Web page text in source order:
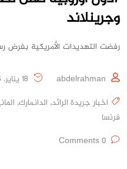
وجرينلاند
رفضت التهديدات الأمريكية بفرض
abdelrahman
اخبار جريدة الرائد, الدانمارك,
فرنسا